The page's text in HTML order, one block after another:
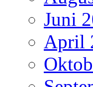
Juni
April